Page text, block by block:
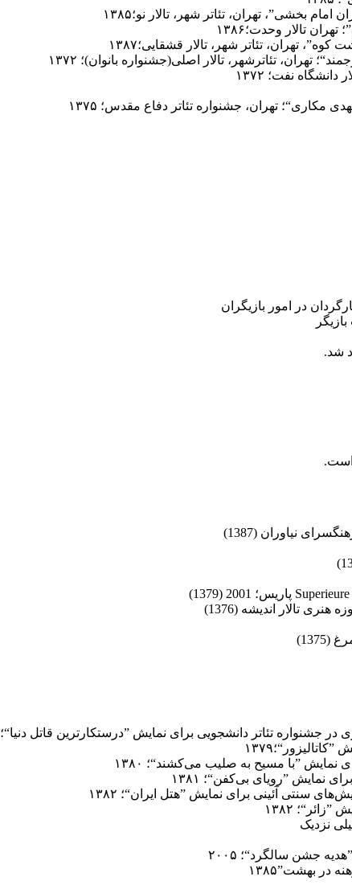
بخشی”، تهران، تئاتر شهر، تالار نو؛۱۳۸۵
تالار وحدت؛۱۳۸۶
تهران، تئاتر شهر، تالار قشقایی؛۱۳۸۷
تئاترشهر، تالار اصلی(جشنواره بانوان)؛ ۱۳۷۲
نفت؛ ۱۳۷۲
تهران، جشنواره تئاتر دفاع مقدس؛ ۱۳۷۵
در امور بازیگران
شد.
است.
نیاوران (‌‌1387‌)
‌تالار ‌اندیشه‌ (1376‌)
تئاتر دانشجویی برای نمایش ”درستکارترین قاتل دنیا“؛ ۱۳۷۵
نمایش ”با مسیح به صلیب می‌کشند“؛ ۱۳۸۰
نمایش ”رویای بی‌کفن“؛ ۱۳۸۱
سنتی آئینی برای نمایش ”هتل ایران“؛ ۱۳۸۲
۱۳۸۲
نزدیک
جشن سالگرد“؛ ۲۰۰۵
در بهشت”۱۳۸۵